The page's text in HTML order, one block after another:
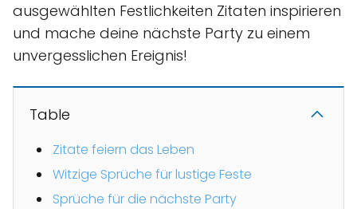
ausgewählten Festlichkeiten Zitaten inspirieren
und mache deine nächste Party zu einem
unvergesslichen Ereignis!
Table
Zitate feiern das Leben
Witzige Sprüche für lustige Feste
Sprüche für die nächste Party